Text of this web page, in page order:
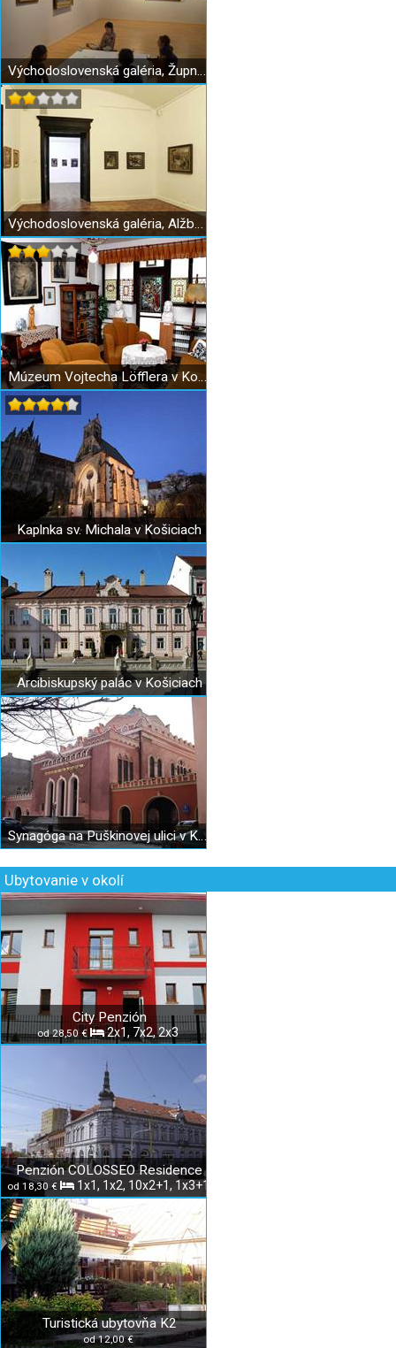
Východoslovenská galéria, Župný dom
Východoslovenská galéria, Alžbetina ulica
Múzeum Vojtecha Löfflera v Košiciach
Kaplnka sv. Michala v Košiciach
Arcibiskupský palác v Košiciach
Synagóga na Puškinovej ulici v Košiciach
Ubytovanie v okolí
City Penzión
od 28,50 € 2x1, 7x2, 2x3
Penzión COLOSSEO Residence
od 18,30 € 1x1, 1x2, 10x2+1, 1x3+1
Turistická ubytovňa K2
od 12,00 €